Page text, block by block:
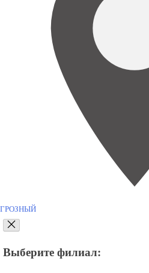
ГРОЗНЫЙ
Выберите филиал: